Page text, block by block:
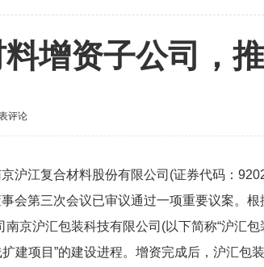
增资子公司，
评论
沪江复合材料股份有限公司(证券代码：
会第三次会议已审议通过一项重要议案。
京沪汇包装科技有限公司(以下简称“沪汇包
建项目”的建设进程。增资完成后，沪汇包